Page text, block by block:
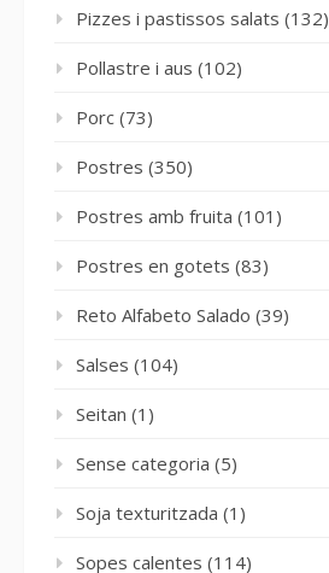
Pizzes i pastissos salats (132)
Pollastre i aus (102)
Porc (73)
Postres (350)
Postres amb fruita (101)
Postres en gotets (83)
Reto Alfabeto Salado (39)
Salses (104)
Seitan (1)
Sense categoria (5)
Soja texturitzada (1)
Sopes calentes (114)